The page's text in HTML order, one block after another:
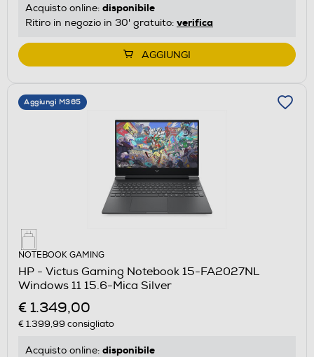
Acquisto online: disponibile
Ritiro in negozio in 30' gratuito: verifica
AGGIUNGI
Aggiungi M365
NOTEBOOK GAMING
HP - Victus Gaming Notebook 15-FA2027NL
Windows 11 15.6-Mica Silver
€ 1.349,00
€ 1.399,99 consigliato
Acquisto online: disponibile